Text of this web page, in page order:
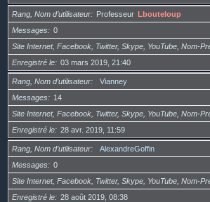
Rang, Nom d’utilisateur Professeur Lbouteloup
Messages
0
Site Internet, Facebook, Twitter, Skype, YouTube, Nom-
Enregistré le
03 mars 2019, 21:40
Rang, Nom d’utilisateur
Vianney
Messages
14
Site Internet, Facebook, Twitter, Skype, YouTube, Nom-
Enregistré le
28 avr. 2019, 11:59
Rang, Nom d’utilisateur
AlexandreGoffin
Messages
0
Site Internet, Facebook, Twitter, Skype, YouTube, Nom-
Enregistré le
28 août 2019, 08:38